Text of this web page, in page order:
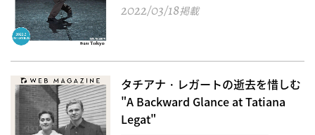
2022/03/18掲載
タチアナ・レガートの逝去を惜しむ
"A Backward Glance at Tatiana
Legat"